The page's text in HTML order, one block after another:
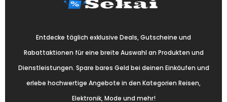
Entdecke täglich exklusive Deals, Gutscheine und
Rabattaktionen für eine breite Auswahl an Produkten und
Dienstleistungen. Spare bares Geld bei deinen Einkäufen und
erlebe hochwertige Angebote in den Kategorien Reisen,
Elektronik, Mode und mehr!